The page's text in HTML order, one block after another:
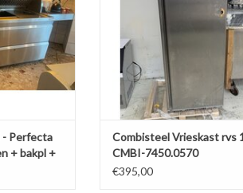
- Perfecta
+ bakpl +
Combisteel Vrieskast rvs
CMBI-7450.0570
€395,00